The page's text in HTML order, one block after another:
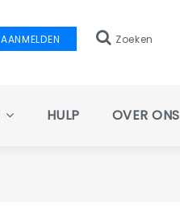
AANMELDEN Zoeken
HULP OVER ONS